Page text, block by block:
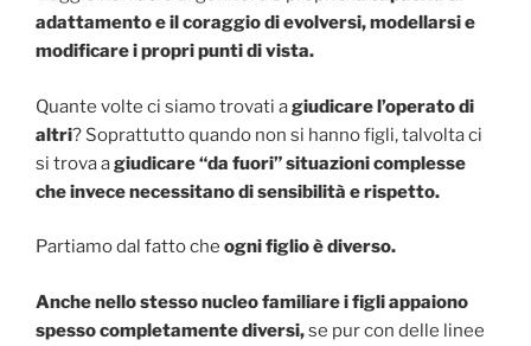
adattamento e il coraggio di evolversi, modellarsi e
modificare i propri punti di vista.
Quante volte ci siamo trovati agiudicare l’operato di
altri? Soprattutto quando non si hanno figli, talvolta ci
si trova agiudicare “da fuori” situazioni complesse
che invece necessitano di sensibilità e rispetto.
Partiamo dal fatto che ogni figlio è diverso.
Anche nello stesso nucleo familiare i figli appaiono
spesso completamente diversi,se pur con delle linee